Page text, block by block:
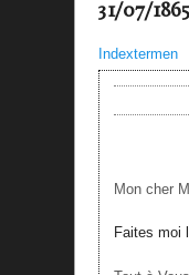
31/07/
Indextermen
Mon cher
Faites moi